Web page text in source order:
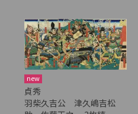
new
貞秀
羽柴久吉公 津久嶋吉松